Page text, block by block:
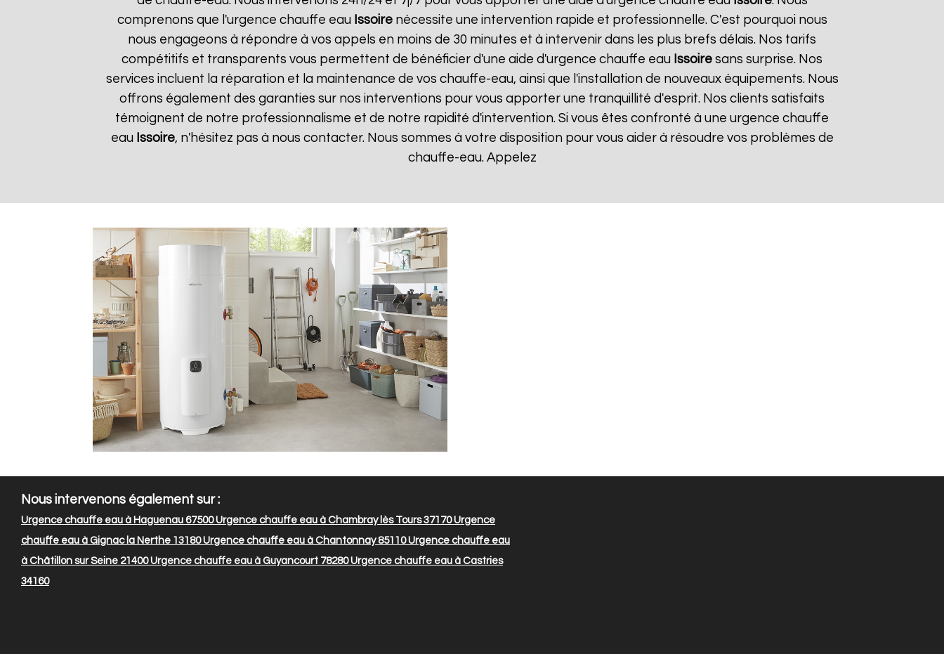
comprenons que l'urgence chauffe eau Issoirenécessite une intervention rapide et professionnelle. C'est pourquoi nous
nous engageons à répondre à vos appels en moins de 30 minutes et à intervenir dans les plus brefs délais. Nos tarifs
compétitifs et transparents vous permettent de bénéficier d'une aide d'urgence chauffe eau Issoire sans surprise. Nos
services incluent la réparation et la maintenance de vos chauffe-eau, ainsi que l'installation de nouveaux équipements. Nous
offrons également des garanties sur nos interventions pour vous apporter une tranquillité d'esprit. Nos clients satisfaits
témoignent de notre professionnalisme et de notre rapidité d'intervention. Si vous êtes confronté à une urgence chauffe
eau Issoire, n'hésitez pas à nous contacter. Nous sommes à votre disposition pour vous aider à résoudre vos problèmes de
chauffe-eau. Appelez
Nous intervenons également sur :
Urgence chauffe eau à Haguenau 67500Urgence chauffe eau à Chambray lès Tours 37170Urgence
chauffe eau à Gignac la Nerthe 13180Urgence chauffe eau à Chantonnay 85110Urgence chauffe eau
à Châtillon sur Seine 21400Urgence chauffe eau à Guyancourt 78280Urgence chauffe eau à Castries
34160